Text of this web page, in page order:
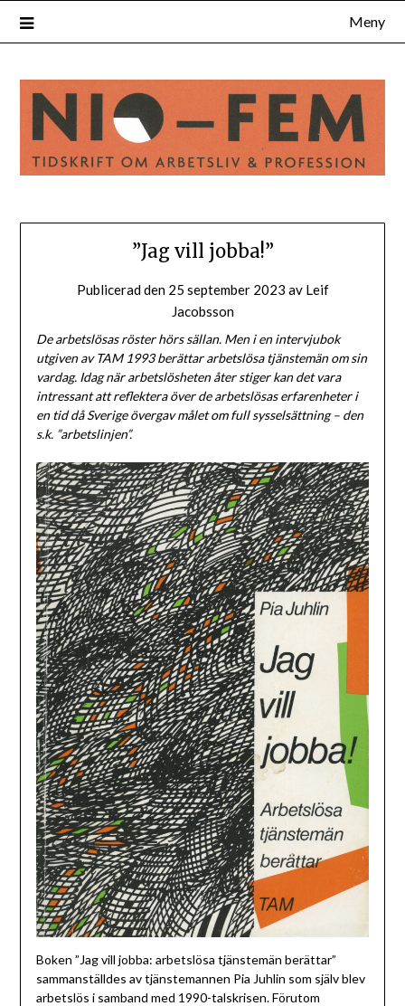
Meny
”Jag vill jobba!”
Publicerad den 25 september 2023 av Leif
Jacobsson
De arbetslösas röster hörs sällan. Men i en intervjubok
utgiven av TAM 1993 berättar arbetslösa tjänstemän om sin
vardag. Idag när arbetslösheten åter stiger kan det vara
intressant att reflektera över de arbetslösas erfarenheter i
en tid då Sverige övergav målet om full sysselsättning – den
s.k. ”arbetslinjen”.
Boken ”Jag vill jobba: arbetslösa tjänstemän berättar”
sammanställdes av tjänstemannen Pia Juhlin som själv blev
arbetslös i samband med 1990-talskrisen. Förutom